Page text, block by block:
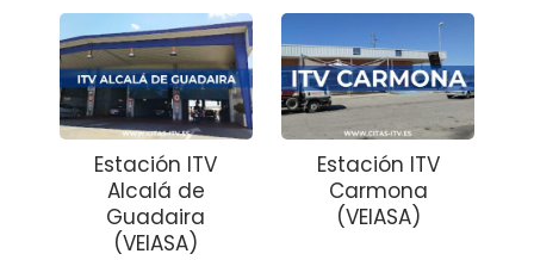
Estación ITV
Alcalá de
Guadaira
(VEIASA)
Estación ITV
Carmona
(VEIASA)